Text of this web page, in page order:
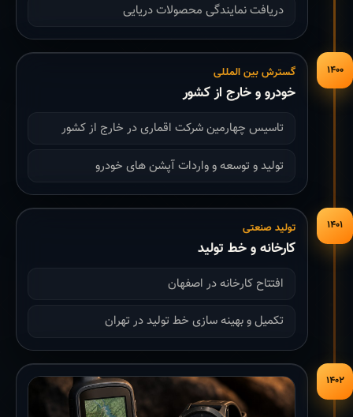
دریافت نمایندگی محصولات دریایی
۱۴۰۰ گسترش بین المللی
خودرو و خارج از کشور
تاسیس چهارمین شرکت اقماری در خارج از کشور
تولید و توسعه و واردات آپشن های خودرو
۱۴۰۱ تولید صنعتی
کارخانه و خط تولید
افتتاح کارخانه در اصفهان
تکمیل و بهینه سازی خط تولید در تهران
۱۴۰۲